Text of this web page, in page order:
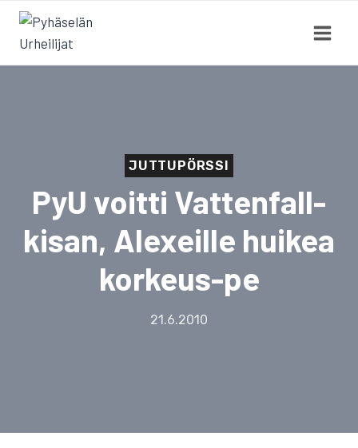
Siirry
sisältöön
JUTTUPÖRSSI
PyU voitti Vattenfall-
kisan, Alexeille huikea
korkeus-pe
21.6.2010